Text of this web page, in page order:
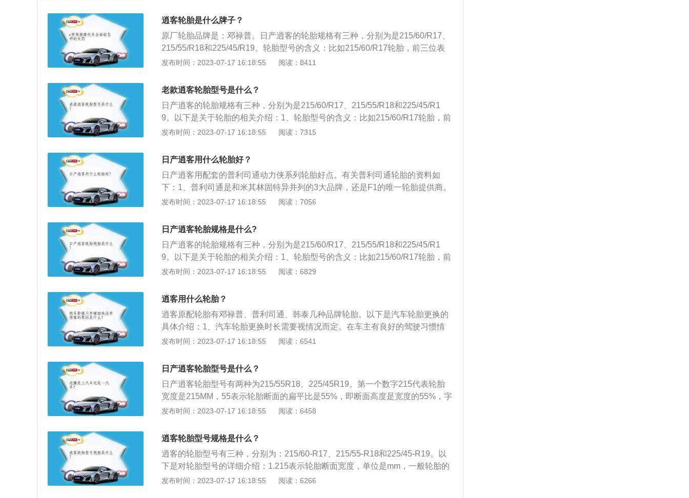
表发动机的大小，发动机的许多指标都同排气量密切相关。排量划分：中国轿车
级别的划分根据排量的大小来决定。微型轿车的排量小于等于1．0L；普通级轿
车的排量在1．0—1．6L范围内；中级轿车的排量在1．6—2．5L范围内；中高
级轿车的排量在2.5—4.0L范围内；高级轿车的排量则大于4．0L。
逍客轮胎是什么牌子？
原厂轮胎品牌是：邓禄普。日产逍客的轮胎规格有三种，分别为是215/60/R17、
215/55/R18和225/45/R19。轮胎型号的含义：比如215/60/R17轮胎，前三位表
示轮胎断面宽度；中间两位表示轮胎的扁平比；英文字母代表轮胎的辐射层结
则表明这种轮胎适合于在雨天或湿滑路面上行驶。DOT标记表示这种轮胎已通过
美国和加拿大运输部门的认证。
发布时间：2023-07-17 16:18:55 阅读：8411
老款逍客轮胎型号是什么？
日产逍客的轮胎规格有三种，分别为是215/60/R17、215/55/R18和225/45/R1
9。以下是关于轮胎的相关介绍：1、轮胎型号的含义：比如215/60/R17轮胎，前
三位表示轮胎断面宽度；中间两位表示轮胎的扁平比；英文字母代表轮胎的辐射
伞标志，则表明这种轮胎适合于在雨天或湿滑路面上行驶。DOT标记表示这种轮
胎已通过美国和加拿大运输部门的认证。
发布时间：2023-07-17 16:18:55 阅读：7315
日产逍客用什么轮胎好？
日产逍客用配套的普利司通动力侠系列轮胎好点。有关普利司通轮胎的资料如
下：1、普利司通是和米其林固特异并列的3大品牌，还是F1的唯一轮胎提供商。
2、普利司通轮胎是日本普利司通株式会社的产品，现广泛运用于世界各种品牌
地滚动的圆环形弹性橡胶制品。2、特点：轮胎常在复杂和苛刻的条件下使用，
它在行驶时承受着各种变形、负荷、力以及高低温作用，因此必须具有较高的承
载性能、牵引性能、缓冲性能。同时，还要求具备高耐磨性和耐屈挠性，以及低
的滚动阻力与生热性。
发布时间：2023-07-17 16:18:55 阅读：7056
日产逍客轮胎规格是什么?
日产逍客的轮胎规格有三种，分别为是215/60/R17、215/55/R18和225/45/R1
9。以下是关于轮胎的相关介绍：1、轮胎型号的含义：比如215/60/R17轮胎，前
三位表示轮胎断面宽度；中间两位表示轮胎的扁平比；英文字母代表轮胎的辐射
伞标志，则表明这种轮胎适合于在雨天或湿滑路面上行驶。DOT标记表示这种轮
胎已通过美国和加拿大运输部门的认证。
发布时间：2023-07-17 16:18:55 阅读：6829
逍客用什么轮胎？
逍客原配轮胎有邓禄普、普利司通、韩泰几种品牌轮胎。以下是汽车轮胎更换的
具体介绍：1、汽车轮胎更换时长需要视情况而定。在车主有良好的驾驶习惯情
况下，轮胎更换时间一般是是3-5年或者行驶里程6-8万公里。如果在比较恶劣的
换时长将会缩短。2、轮胎的主要原材料是橡胶，会发生自然老化现象，主要表
现为轮胎会变硬，胎侧布满小裂纹，一般自然老化的时间为4-5年。轮胎使用5年
需要及时更换，防止出现爆胎的风险。3、观察轮胎的磨损情况。如果轮胎磨损
比较严重，胎面花纹已经和磨损标记处于同一水平线上时，则需要更换轮胎。否
则行驶在湿滑路面时刹车会比较困难，车辆极易失控，而如果在太粗糙的路面行
发布时间：2023-07-17 16:18:55 阅读：6541
日产逍客轮胎型号是什么？
日产逍客轮胎型号有两种为215/55R18、225/45R19。第一个数字215代表轮胎
宽度是215MM，55表示轮胎断面的扁平比是55%，即断面高度是宽度的55%，字
母R代表子午线轮胎,15代表轮辋直径是15英寸。日产逍客最高车速186km/h，百
拼音表示，如M-棉帘布，R-人造丝帘布，N-尼龙帘布，G-钢丝帘布，ZG-钢丝子
午线帘布轮胎。速度等级：表明轮胎在规定条件下承载规定负荷的最高速度。字
母A至Z代表轮胎从4.8km/h到300km/h的认证速度等级。常用的速度等级有：Q：
160km/h；H：210km/h；V：240km/h；W：270km/h；Y：300km/h；轮辋规
格：表示与轮胎相配用的轮辋规格。便于实际使用，如“标准轮辋5.00F”。
发布时间：2023-07-17 16:18:55 阅读：6458
逍客轮胎型号规格是什么？
逍客的轮胎型号有三种，分别为：215/60-R17、215/55-R18和225/45-R19。以
下是对轮胎型号的详细介绍：1.215表示轮胎断面宽度，单位是mm，一般轮胎的
宽度在145—285mm之间，间隔为10mm。2.70是扁平比，即轮胎胎壁高度和轮
发布时间：2023-07-17 16:18:55 阅读：6266